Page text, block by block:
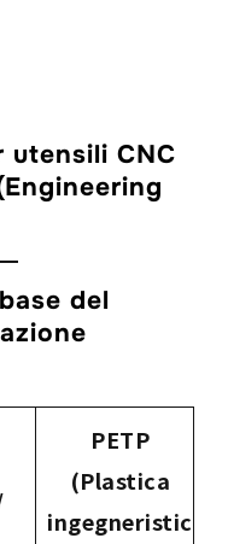
utensili CNC
del
PETP
(Plastica
ingegneristic